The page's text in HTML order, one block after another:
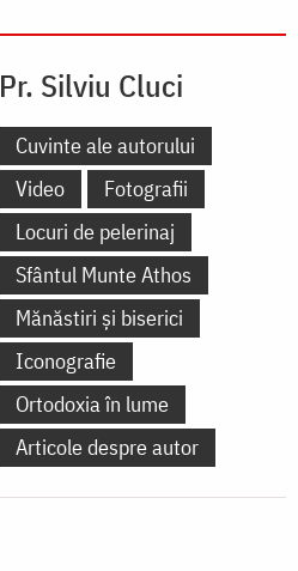
Pr. Silviu Cluci
Cuvinte ale autorului
Video
Fotografii
Locuri de pelerinaj
Sfântul Munte Athos
Mănăstiri și biserici
Iconografie
Ortodoxia în lume
Articole despre autor